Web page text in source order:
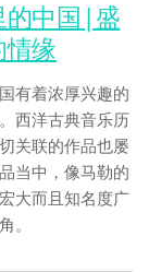
中国 | 盛
情缘
有着浓厚兴趣的
西洋古典音乐历
关联的作品也屡
当中，像马勒的
大而且知名度广
。